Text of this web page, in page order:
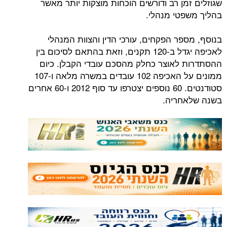
מנהלי.
הפקחים, עורכי הדין והצוות המנהלי
לאכיפה יגדל ב-120 תקנים, וזאת בהתאם לסיכום בין
לאוצר כחלק מהסכם עובדי הקבלן. כיום
ממונים על האכיפה 102 עובדים במשרה מלאה ו-107
סטודנטים. 60 נוספים יצטרפו עד סוף 2012 ו-60 אחרים